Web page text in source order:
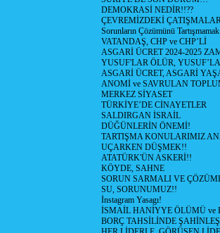
DEMOKRASİ NEDİR!!??
ÇEVREMİZDEKİ
Sorunların Çözümünü
VATANDAŞ, CHP ve CHP’Lİ
ASGARİ ÜCRET 2024-2025
YUSUF'LAR ÖLÜR,
ASGARİ ÜCRET, ASGARİ
ANOMİ ve SAVRULAN
MERKEZ SİYASET
TÜRKİYE’DE CİNAYETLER
SALDIRGAN İSRAİL
DÜĞÜNLERİN ÖNEMİ!
TARTIŞMA KONULARIMIZ
UÇARKEN DÜŞMEK!!
ATATÜRK'ÜN ASKERİ!!
KÖYDE, SAHNE
SORUN SARMALI VE
SU, SORUNUMUZ!!
İnstagram Yasagı!
İSMAİL HANİYYE ÖLÜMÜ ve
BORÇ TAHSİLİNDE